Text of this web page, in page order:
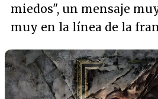
miedos", un mensaje
muy en la línea de la